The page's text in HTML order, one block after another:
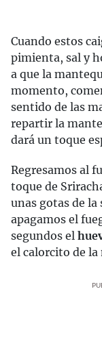
Cuando estos
pimienta, sal y
a que la
momento,
sentido de las
repartir la
dará un toque
Regresamos al
toque de
unas gotas de
apagamos el
segundos el
el calorcito de